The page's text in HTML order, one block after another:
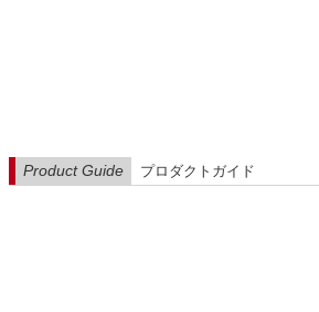
Product Guide プロダクトガイド